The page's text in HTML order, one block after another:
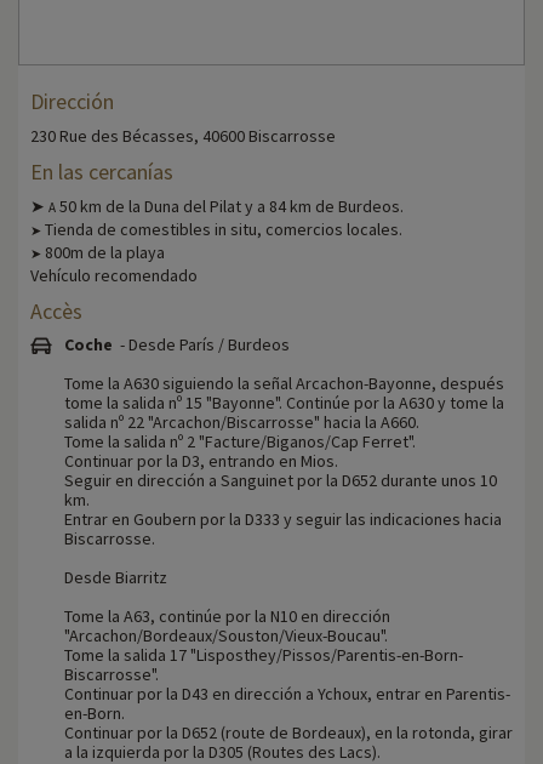
Dirección
230 Rue des Bécasses, 40600 Biscarrosse
En las cercanías
➤ A 50 km de la Duna del Pilat y a 84 km de Burdeos.
➤ Tienda de comestibles in situ, comercios locales.
➤ 800m de la playa
Vehículo recomendado
Accès
Coche - Desde París / Burdeos
Tome la A630 siguiendo la señal Arcachon-Bayonne, después
tome la salida nº 15 "Bayonne". Continúe por la A630 y tome la
salida nº 22 "Arcachon/Biscarrosse" hacia la A660.
Tome la salida nº 2 "Facture/Biganos/Cap Ferret".
Continuar por la D3, entrando en Mios.
Seguir en dirección a Sanguinet por la D652 durante unos 10
km.
Entrar en Goubern por la D333 y seguir las indicaciones hacia
Biscarrosse.
Desde Biarritz
Tome la A63, continúe por la N10 en dirección
"Arcachon/Bordeaux/Souston/Vieux-Boucau".
Tome la salida 17 "Lisposthey/Pissos/Parentis-en-Born-
Biscarrosse".
Continuar por la D43 en dirección a Ychoux, entrar en Parentis-
en-Born.
Continuar por la D652 (route de Bordeaux), en la rotonda, girar
a la izquierda por la D305 (Routes des Lacs).